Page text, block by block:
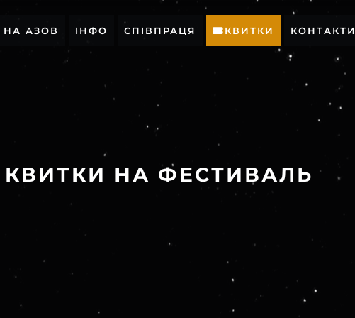
НА АЗОВ ІНФО СПІВПРАЦЯ КВИТКИ КОНТАКТИ
КВИТКИ НА ФЕСТИВАЛЬ